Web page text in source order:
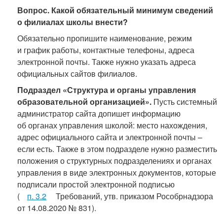
Вопрос. Какой обязательный минимум сведений
о филиалах школы внести?
Обязательно пропишите наименование, режим
и график работы, контактные телефоны, адреса
электронной почты. Также нужно указать адреса
официальных сайтов филиалов.
Подраздел «Структура и органы управления
образовательной организацией». Пусть системный
администратор сайта допишет информацию
об органах управления школой: место нахождения,
адрес официального сайта и электронной почты –
если есть. Также в этом подразделе нужно разместить
положения о структурных подразделениях и органах
управления в виде электронных документов, которые
подписали простой электронной подписью
(
п. 3.2
Требований, утв. приказом Рособрнадзора
от 14.08.2020 № 831).